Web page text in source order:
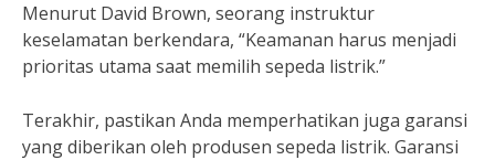
Menurut David Brown, seorang instruktur
keselamatan berkendara, “Keamanan harus menjadi
prioritas utama saat memilih sepeda listrik.”
Terakhir, pastikan Anda memperhatikan juga garansi
yang diberikan oleh produsen sepeda listrik. Garansi